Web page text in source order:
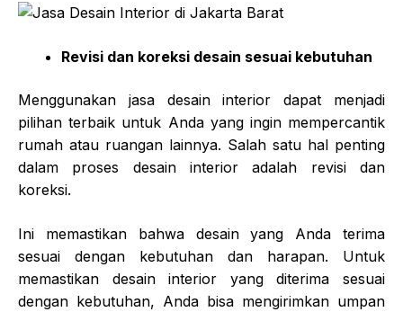
Revisi dan koreksi desain sesuai kebutuhan
Menggunakan jasa desain interior dapat menjadi
pilihan terbaik untuk Anda yang ingin mempercantik
rumah atau ruangan lainnya. Salah satu hal penting
dalam proses desain interior adalah revisi dan
koreksi.
Ini memastikan bahwa desain yang Anda terima
sesuai dengan kebutuhan dan harapan. Untuk
memastikan desain interior yang diterima sesuai
dengan kebutuhan, Anda bisa mengirimkan umpan